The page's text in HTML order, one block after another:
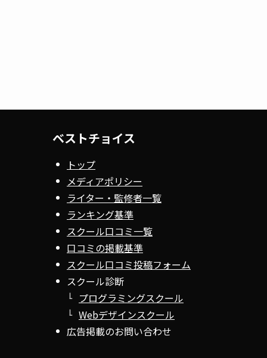
ベストチョイス
トップ
メディアポリシー
ライター・監修者一覧
ランキング基準
スクール口コミ一覧
口コミの掲載基準
スクール口コミ投稿フォーム
スクール診断
プログラミングスクール
Webデザインスクール
広告掲載のお問い合わせ